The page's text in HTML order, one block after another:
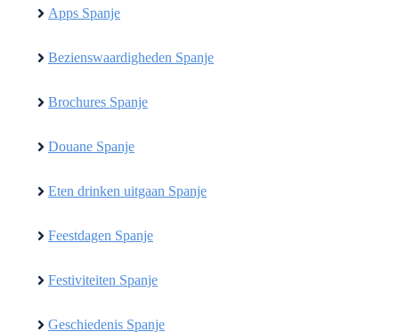
Apps Spanje
Bezienswaardigheden Spanje
Brochures Spanje
Douane Spanje
Eten drinken uitgaan Spanje
Feestdagen Spanje
Festiviteiten Spanje
Geschiedenis Spanje